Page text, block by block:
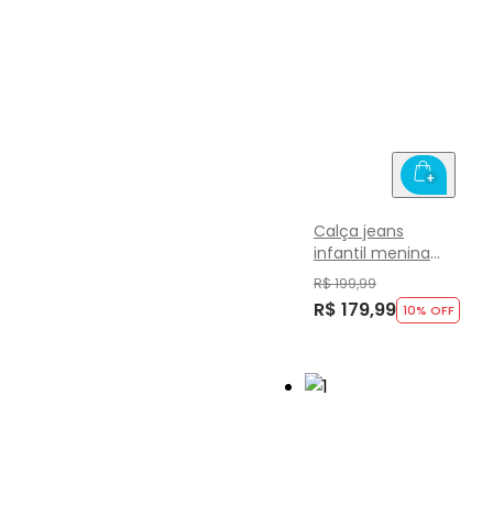
Calça jeans
infantil menina
Mundi
R$ 199,99
R$ 179,99 10% OFF